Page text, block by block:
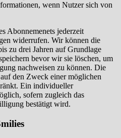
wenn Nutzer sich von
Abonnemenets jederzeit
widerrufen. Wir können die
zu drei Jahren auf Grundlage
bevor wir sie löschen, um
nachweisen zu können. Die
den Zweck einer möglichen
Ein individueller
sofern zugleich das
bestätigt wird.